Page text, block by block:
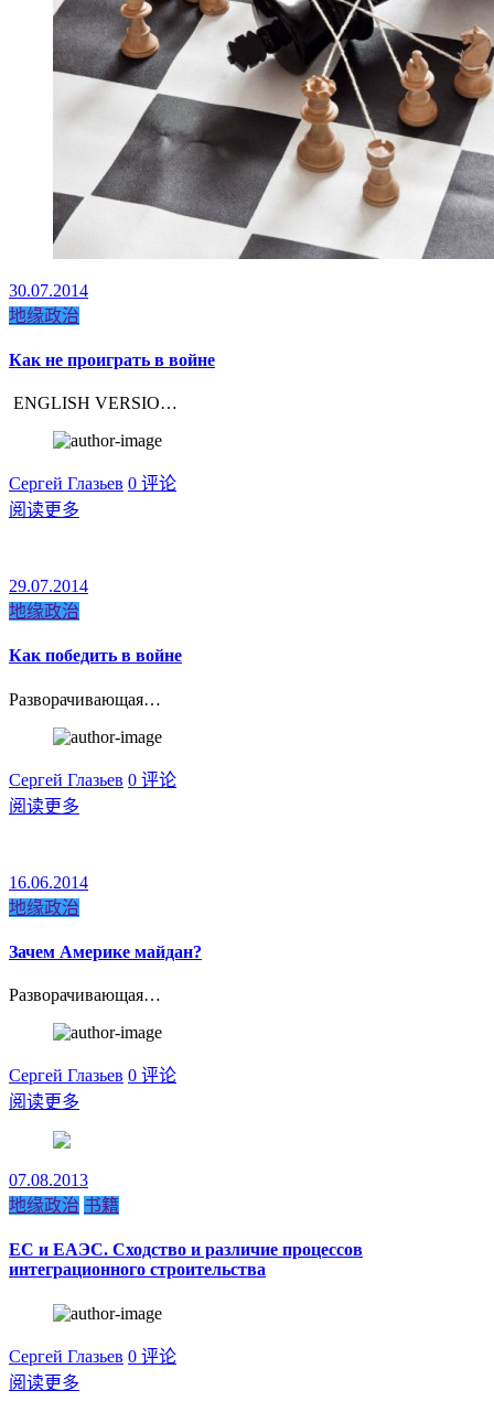
30.07.2014
地缘政治
Как не проиграть в войне
ENGLISH VERSIO…
Сергей Глазьев 0 评论
阅读更多
29.07.2014
地缘政治
Как победить в войне
Разворачивающая…
Сергей Глазьев 0 评论
阅读更多
16.06.2014
地缘政治
Зачем Америке майдан?
Разворачивающая…
Сергей Глазьев 0 评论
阅读更多
07.08.2013
地缘政治 书籍
ЕС и ЕАЭС. Сходство и различие процессов
интеграционного строительства
Сергей Глазьев 0 评论
阅读更多